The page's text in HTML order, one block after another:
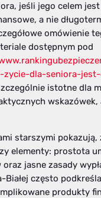
jeśli jego celem
a nie
omówienie
dostępnym pod
zycie-dla-seniora-
istotne dla
wskazówek,
starszymi pokazują,
elementy: prostota
jasne zasady
Białej często
produkty